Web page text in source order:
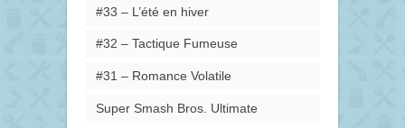
#33 – L’été en hiver
#32 – Tactique Fumeuse
#31 – Romance Volatile
Super Smash Bros. Ultimate